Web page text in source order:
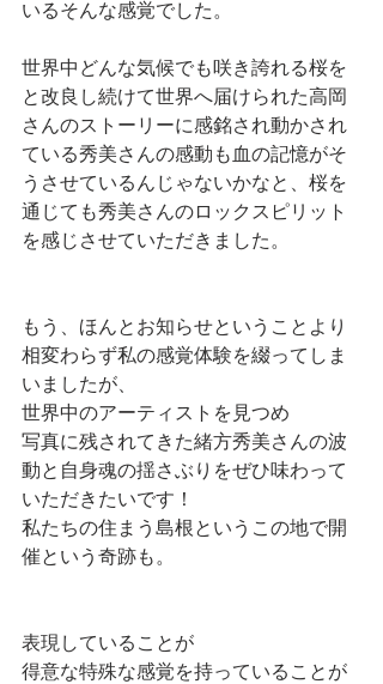
いるそんな感覚でした。
世界中どんな気候でも咲き誇れる桜を
と改良し続けて世界へ届けられた高岡
さんのストーリーに感銘され動かされ
ている秀美さんの感動も血の記憶がそ
うさせているんじゃないかなと、桜を
通じても秀美さんのロックスピリット
を感じさせていただきました。
もう、ほんとお知らせということより
相変わらず私の感覚体験を綴ってしま
いましたが、
世界中のアーティストを見つめ
写真に残されてきた緒方秀美さんの波
動と自身魂の揺さぶりをぜひ味わって
いただきたいです！
私たちの住まう島根というこの地で開
催という奇跡も。
表現していることが
得意な特殊な感覚を持っていることが